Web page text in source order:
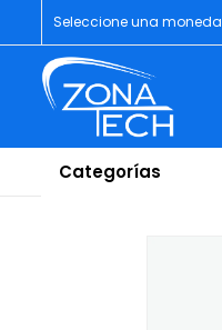
Seleccione una moneda
Categorías